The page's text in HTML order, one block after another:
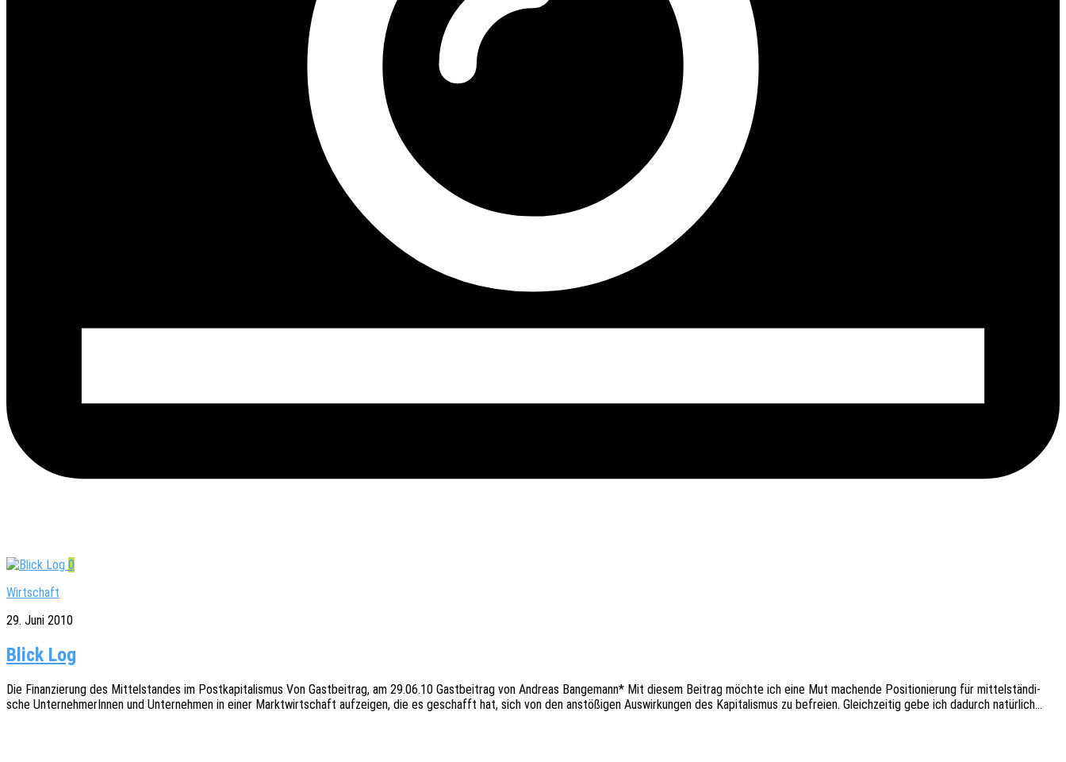
0
Wirtschaft
29. Juni 2010
Blick Log
Die Finan­zie­rung des Mittel­stan­des im Post­ka­pi­ta­lis­mus Von Gast­bei­trag, am 29.06.10 Gast­bei­trag von Andre­as Bange­mann* Mit diesem Beitrag möchte ich eine Mut machen­de Posi­tio­nie­rung für mittel­stän­di­
sche Unter­neh­me­rIn­nen und Unter­neh­men in einer Markt­wirt­schaft aufzei­gen, die es geschafft hat, sich von den anstö­ßi­gen Auswir­kun­gen des Kapi­ta­lis­mus zu befrei­en. Gleich­zei­tig gebe ich dadurch natürlich…